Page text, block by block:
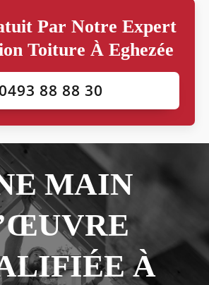
Par Notre Expert
Toiture À Eghezée
0493 88 88 30
MAIN
À